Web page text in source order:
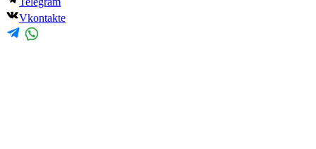
Vkontakte